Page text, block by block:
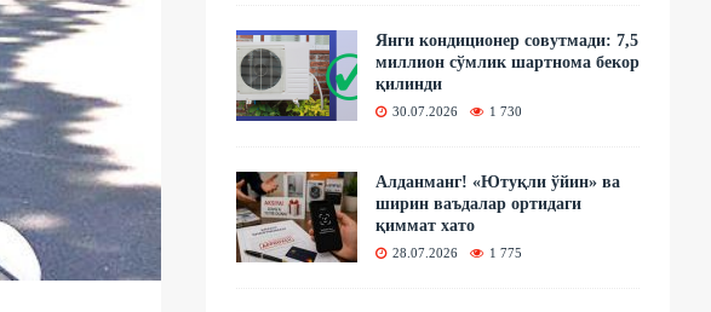
Янги кондиционер совутмади: 7,5
миллион сўмлик шартнома бекор
қилинди
30.07.2026 1 730
Алданманг! «Ютуқли ўйин» ва
ширин ваъдалар ортидаги
қиммат хато
28.07.2026 1 775